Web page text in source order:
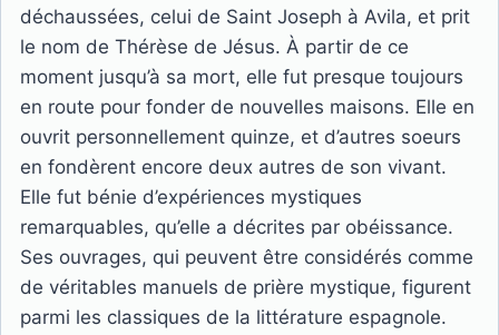
déchaussées, celui de Saint Joseph à Avila, et prit
le nom de Thérèse de Jésus. À partir de ce
moment jusqu’à sa mort, elle fut presque toujours
en route pour fonder de nouvelles maisons. Elle en
ouvrit personnellement quinze, et d’autres soeurs
en fondèrent encore deux autres de son vivant.
Elle fut bénie d’expériences mystiques
remarquables, qu’elle a décrites par obéissance.
Ses ouvrages, qui peuvent être considérés comme
de véritables manuels de prière mystique, figurent
parmi les classiques de la littérature espagnole.